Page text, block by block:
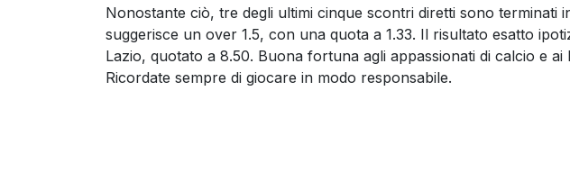
Nonostante ciò, tre degli ultimi cinque scontri diretti sono terminati
suggerisce un over 1.5, con una quota a 1.33. Il risultato esatto
Lazio, quotato a 8.50. Buona fortuna agli appassionati di calcio e ai
Ricordate sempre di giocare in modo responsabile.